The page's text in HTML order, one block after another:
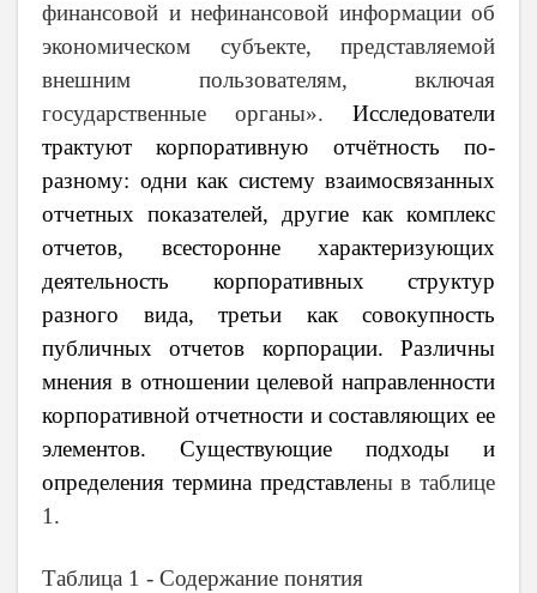
финансовой и нефинансовой информации об
экономическом субъекте, представляемой
внешним пользователям, включая
государственные органы». Исследователи
трактуют корпоративную отчётность по-
разному: одни как систему взаимосвязанных
отчетных показателей, другие как комплекс
отчетов, всесторонне характеризующих
деятельность корпоративных структур
разного вида, третьи как совокупность
публичных отчетов корпорации. Различны
мнения в отношении целевой направленности
корпоративной отчетности и составляющих ее
элементов. Существующие подходы и
определения термина представлены в таблице
1.
Таблица 1 - Содержание понятия